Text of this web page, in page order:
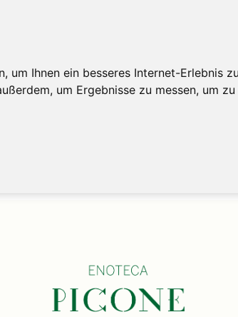
Ihnen ein besseres Internet-Erlebnis
um Ergebnisse zu messen, um